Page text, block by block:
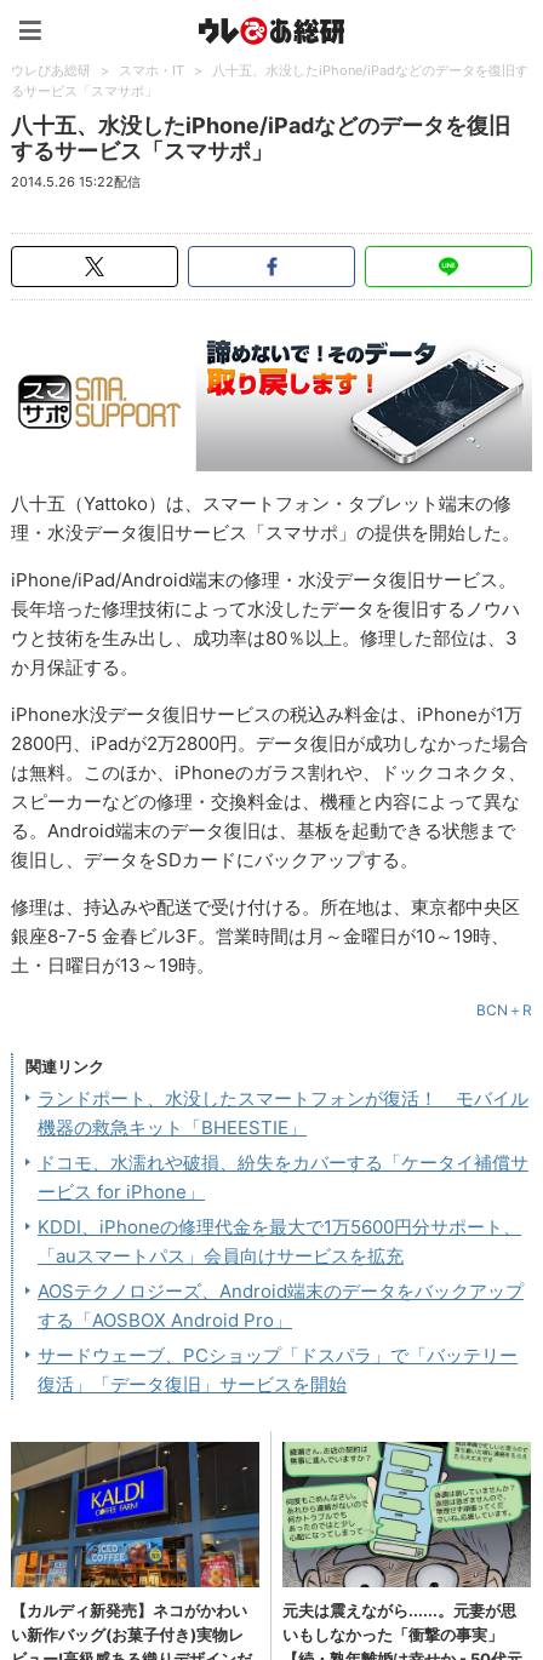
ウレぴあ総研 > スマホ・IT >
八十五、水没したiPhone/iPadなどのデータを復旧す
るサービス「スマサポ」
八十五、水没したiPhone/iPadなどのデータを復旧
するサービス「スマサポ」
2014.5.26 15:22配信
八十五（Yattoko）は、スマートフォン・タブレット端末の修
理・水没データ復旧サービス「スマサポ」の提供を開始した。
iPhone/iPad/Android端末の修理・水没データ復旧サービス。
長年培った修理技術によって水没したデータを復旧するノウハ
ウと技術を生み出し、成功率は80％以上。修理した部位は、3
か月保証する。
iPhone水没データ復旧サービスの税込み料金は、iPhoneが1万
2800円、iPadが2万2800円。データ復旧が成功しなかった場合
は無料。このほか、iPhoneのガラス割れや、ドックコネクタ、
スピーカーなどの修理・交換料金は、機種と内容によって異な
る。Android端末のデータ復旧は、基板を起動できる状態まで
復旧し、データをSDカードにバックアップする。
修理は、持込みや配送で受け付ける。所在地は、東京都中央区
銀座8-7-5 金春ビル3F。営業時間は月～金曜日が10～19時、
土・日曜日が13～19時。
BCN＋R
関連リンク
ランドポート、水没したスマートフォンが復活！ モバイル
機器の救急キット「BHEESTIE」
ドコモ、水濡れや破損、紛失をカバーする「ケータイ補償サ
ービス for iPhone」
KDDI、iPhoneの修理代金を最大で1万5600円分サポート、
「auスマートパス」会員向けサービスを拡充
AOSテクノロジーズ、Android端末のデータをバックアップ
する「AOSBOX Android Pro」
サードウェーブ、PCショップ「ドスパラ」で「バッテリー
復活」「データ復旧」サービスを開始